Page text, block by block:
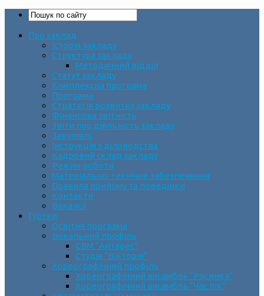
Про заклад
Історія закладу
Структура закладу
Методичний відділ
Статут закладу
Комплексна програма
Програми
Стратегія розвитку закладу
Фінансова звітність
Звіти про діяльність закладу
Закупівлі
Інструкція з діловодства
Кадровий склад закладу
Режим роботи
Матеріально-технічне забезпечення
Правила прийому та поведінки
Контакти
Вакансії
Гуртки
Освітня програма
Вокальний профіль
СВМ “Антарес”
Студія “Вікторія”
Хореографічний профіль
Хореографічний ансамбль “Росинка”
Хореографічний ансамбль “Час пік”